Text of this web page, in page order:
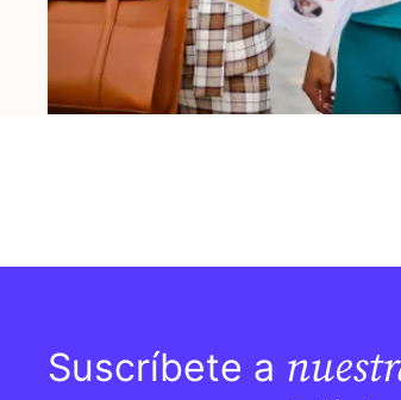
Suscríbete a